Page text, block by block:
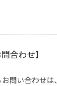
問合わせ】
問い合わせ